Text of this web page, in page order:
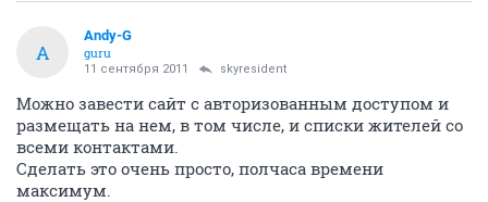
A
Andy-G
guru
11 сентября 2011 skyresident
Можно завести сайт с авторизованным доступом и
размещать на нем, в том числе, и списки жителей со
всеми контактами.
Сделать это очень просто, полчаса времени
максимум.